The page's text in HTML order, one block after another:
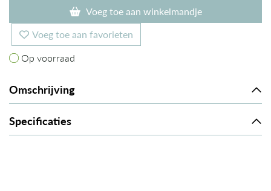
voedsel omdat het geen kleur, smaak of geur absorbeert.
Voeg toe aan winkelmandje
Voeg toe aan favorieten
Op voorraad
Op voorraad
Omschrijving
Specificaties